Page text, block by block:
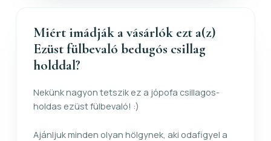
Miért imádják a vásárlók ezt a(z)
Ezüst fülbevaló bedugós csillag
holddal?
Nekünk nagyon tetszik ez a jópofa csillagos-
holdas ezüst fülbevaló! :)
Ajánljuk minden olyan hölgynek, aki odafigyel a